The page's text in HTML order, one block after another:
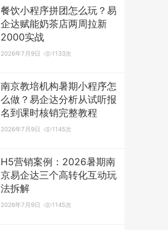
餐饮小程序拼团怎么玩？易
企达赋能奶茶店两周拉新
2000实战
2026年7月9日 1133次
南京教培机构暑期小程序怎
么做？易企达分析从试听报
名到课时核销完整教程
2026年7月9日 1145次
H5营销案例：2026暑期南
京易企达三个高转化互动玩
法拆解
2026年7月9日 1145次